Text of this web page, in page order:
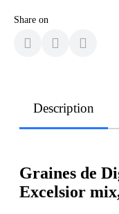
Share on
Description
Graines de
Excelsior